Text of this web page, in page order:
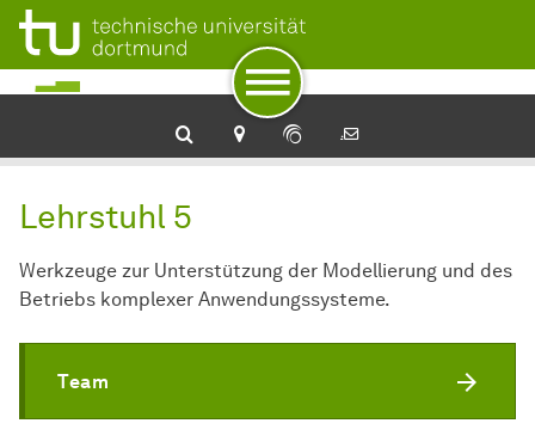
Zur Navigation
Zum Schnellzugriff
Zum Fuß der Seite mit weiteren Services
Zum Inhalt
Zur Startseite
Lehrstuhl 5
Werkzeuge zur Unterstützung der Modellierung und des
Betriebs komplexer Anwendungssysteme.
Team